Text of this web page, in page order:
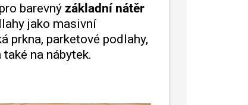
barevný základní nátěr
jako masivní
prkna, parketové podlahy,
na nábytek.